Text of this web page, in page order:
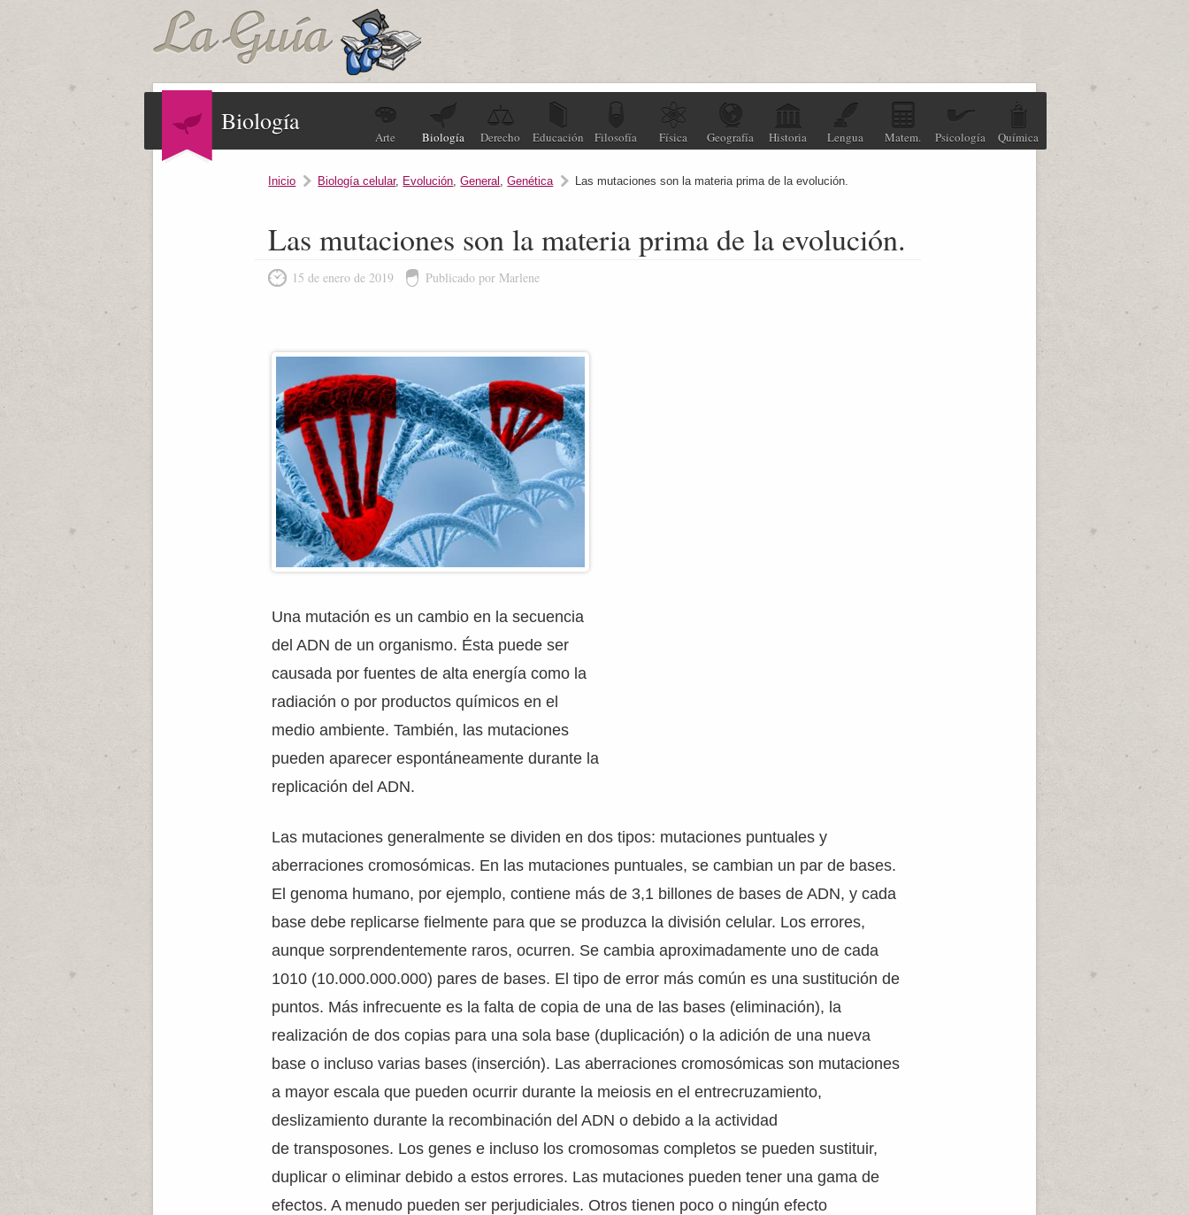
Biología
Arte Biología Derecho Educación Filosofía Física Geografía Historia Lengua Matem. Psicología Química
Inicio Biología celular, Evolución,General ,Genética Las mutaciones son la materia prima de la evolución.
Las mutaciones son la materia prima de la evolución.
15 de enero de 2019 Publicado por Marlene
Una mutación es un cambio en la secuencia
del ADN de un organismo. Ésta puede ser
causada por fuentes de alta energía como la
radiación o por productos químicos en el
medio ambiente. También, las mutaciones
pueden aparecer espontáneamente durante la
replicación del ADN.
Las mutaciones generalmente se dividen en dos tipos: mutaciones puntuales y
aberraciones cromosómicas. En las mutaciones puntuales, se cambian un par de bases.
El genoma humano, por ejemplo, contiene más de 3,1 billones de bases de ADN, y cada
base debe replicarse fielmente para que se produzca la división celular. Los errores,
aunque sorprendentemente raros, ocurren. Se cambia aproximadamente uno de cada
1010 (10.000.000.000) pares de bases. El tipo de error más común es una sustitución de
puntos. Más infrecuente es la falta de copia de una de las bases (eliminación), la
realización de dos copias para una sola base (duplicación) o la adición de una nueva
base o incluso varias bases (inserción). Las aberraciones cromosómicas son mutaciones
a mayor escala que pueden ocurrir durante la meiosis en el entrecruzamiento,
deslizamiento durante la recombinación del ADN o debido a la actividad
de transposones. Los genes e incluso los cromosomas completos se pueden sustituir,
duplicar o eliminar debido a estos errores. Las mutaciones pueden tener una gama de
efectos. A menudo pueden ser perjudiciales. Otros tienen poco o ningún efecto